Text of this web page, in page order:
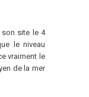
son site le 4
le niveau
vraiment le
de la mer